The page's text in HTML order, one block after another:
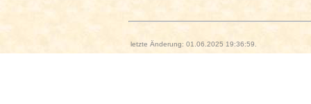
letzte Änderung: 01.06.2025 19:36:59.